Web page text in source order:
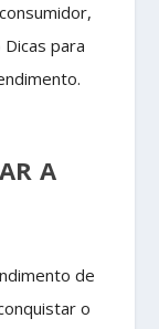
para
A
de
o